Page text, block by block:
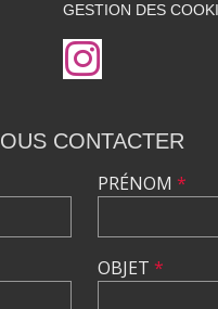
GESTION DES
CONTACTER
PRÉNOM *
OBJET *